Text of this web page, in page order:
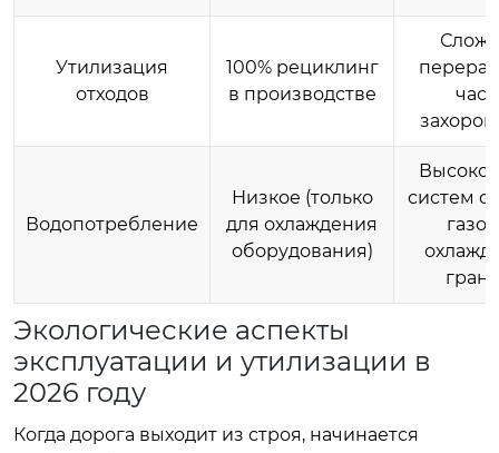
Утилизация
отходов
100% рециклинг
в производстве
Водопотребление
Низкое (только
для охлаждения
оборудования)
систем
Экологические аспекты
эксплуатации и утилизации в
2026 году
Когда дорога выходит из строя, начинается